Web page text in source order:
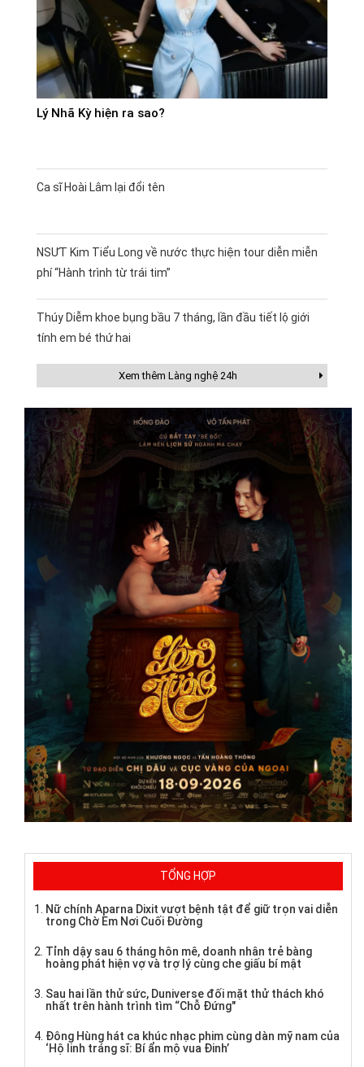
Lý Nhã Kỳ hiện ra sao?
Ca sĩ Hoài Lâm lại đổi tên
NSƯT Kim Tiểu Long về nước thực hiện tour diễn miễn
phí “Hành trình từ trái tim”
Thúy Diễm khoe bụng bầu 7 tháng, lần đầu tiết lộ giới
tính em bé thứ hai
Xem thêm Làng nghệ 24h
TỔNG HỢP
Nữ chính Aparna Dixit vượt bệnh tật để giữ trọn vai diễn
trong Chờ Em Nơi Cuối Đường
Tỉnh dậy sau 6 tháng hôn mê, doanh nhân trẻ bàng
hoàng phát hiện vợ và trợ lý cùng che giấu bí mật
Sau hai lần thử sức, Duniverse đối mặt thử thách khó
nhất trên hành trình tìm “Chỗ Đứng"
Đông Hùng hát ca khúc nhạc phim cùng dàn mỹ nam của
‘Hộ linh tráng sĩ: Bí ẩn mộ vua Đinh’